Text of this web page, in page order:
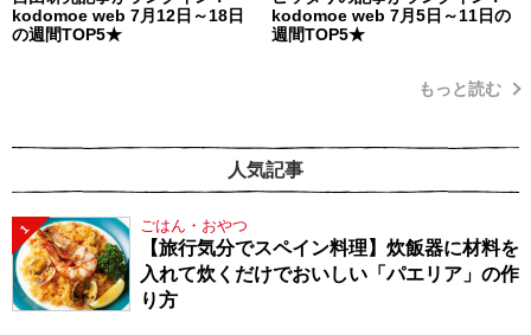
kodomoe web 7月12日～18日
の週間TOP5★
kodomoe web 7月5日～11日の
週間TOP5★
もっと読む
人気記事
1 ごはん・おやつ
【旅行気分でスペイン料理】炊飯器に材料を
入れて炊くだけでおいしい「パエリア」の作
り方